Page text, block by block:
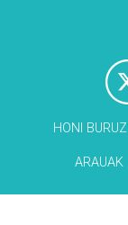
HONI BURUZ
ARAUAK